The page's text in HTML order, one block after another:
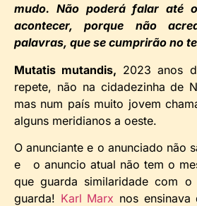
mudo. Não poderá falar até
acontecer, porque não
palavras, que se cumprirão no
Mutatis mutandis, 2023 anos
repete, não na cidadezinha de
mas num país muito jovem
alguns meridianos a oeste.
O anunciante e o anunciado não
e o anuncio atual não tem o
que guarda similaridade com
guarda! Karl Marx nos ensinava